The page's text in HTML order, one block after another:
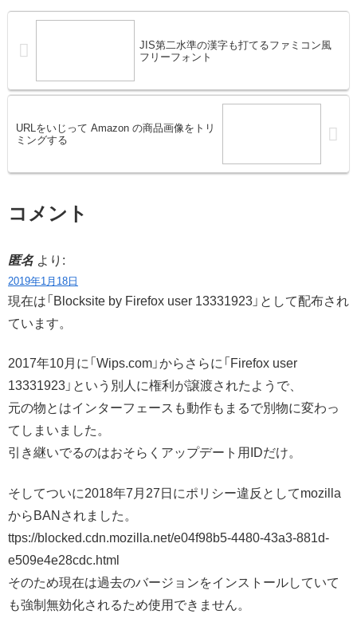
JIS第二水準の漢字も打てるファミコン風
フリーフォント
URLをいじって Amazon の商品画像をトリ
ミングする
コメント
匿名 より:
2019年1月18日
現在は「Blocksite by Firefox user 13331923」として配布され
ています。
2017年10月に「Wips.com」からさらに「Firefox user
13331923」という別人に権利が譲渡されたようで、
元の物とはインターフェースも動作もまるで別物に変わっ
てしまいました。
引き継いでるのはおそらくアップデート用IDだけ。
そしてついに2018年7月27日にポリシー違反としてmozilla
からBANされました。
ttps://blocked.cdn.mozilla.net/e04f98b5-4480-43a3-881d-
e509e4e28cdc.html
そのため現在は過去のバージョンをインストールしていて
も強制無効化されるため使用できません。